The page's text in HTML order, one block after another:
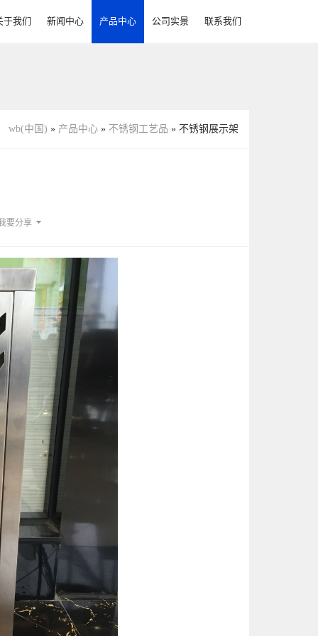
于我们 新闻中心 产品中心 公司实景 联系我们
wb(中国) » 产品中心 » 不锈钢工艺品 » 不锈钢展示架
要分享